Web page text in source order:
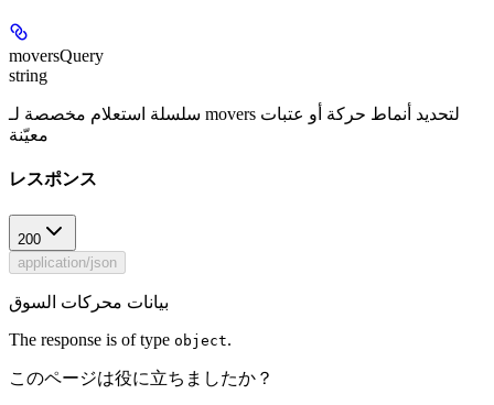
moversQuery
string
سلسلة استعلام مخصصة لـ movers لتحديد أنماط حركة أو عتبات
معيّنة
レスポンス
200
application/json
بيانات محركات السوق
The response is of type object.
このページは役に立ちましたか？